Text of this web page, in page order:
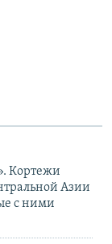
Кортежи
Азии
с ними